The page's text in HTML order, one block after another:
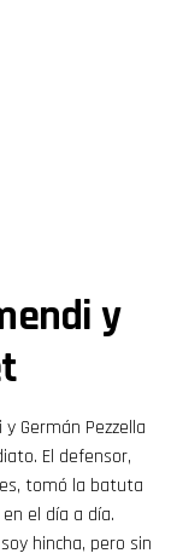
y
Germán Pezzella
El defensor,
tomó la batuta
el día a día.
hincha, pero sin